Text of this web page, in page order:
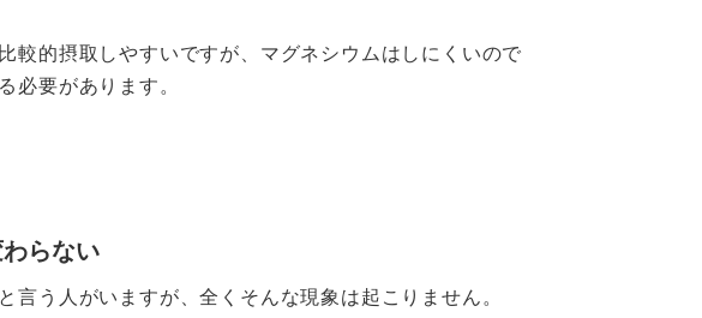
較的摂取しやすいですが、マグネシウムはしにくいので
必要があります。
らない
言う人がいますが、全くそんな現象は起こりません。